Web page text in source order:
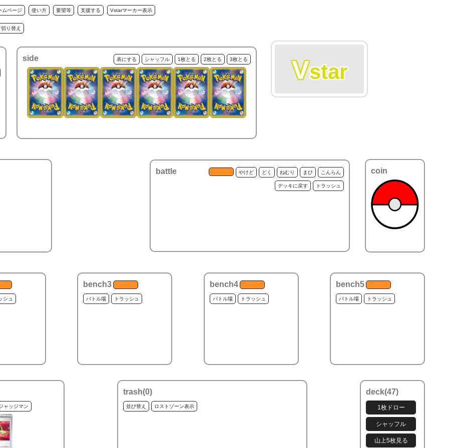
ムページ 使い方 要望等 支援する Vstarマーカー表示
り替え
side 表にする シャッフル 1枚とる 2枚とる 3枚とる Vstar
battle やけど どく ねむり まひ こんらん
デッキに戻す トラッシュ
coin
シュ
bench3
バトル場 トラッシュ
bench4
バトル場 トラッシュ
bench5
バトル場 トラッシュ
ャッジマン
trash(0)
並び替え ロストゾーン表示
deck(47)